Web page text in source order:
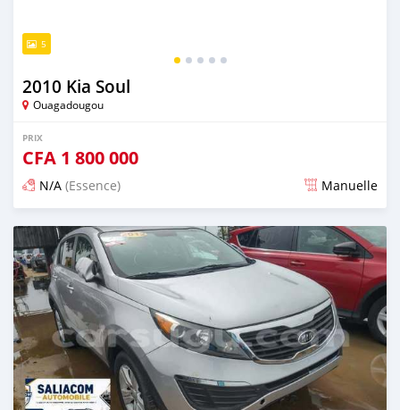
5
2010 Kia Soul
Ouagadougou
PRIX
CFA 1 800 000
N/A (Essence) Manuelle
Publié il y a environ 9 heures